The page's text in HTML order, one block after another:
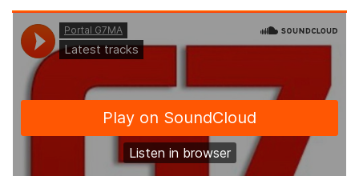
Em "MARANHÃO"
Em "LEGISLATIVO"
Bequimão-MA:
Prefeito João
Martins recebe
viatura para a
Guarda Municipal
Em "BEQUIMÃO-